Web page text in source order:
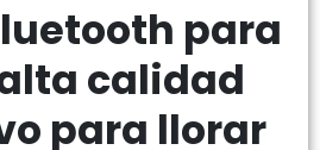
para
calidad
para llorar